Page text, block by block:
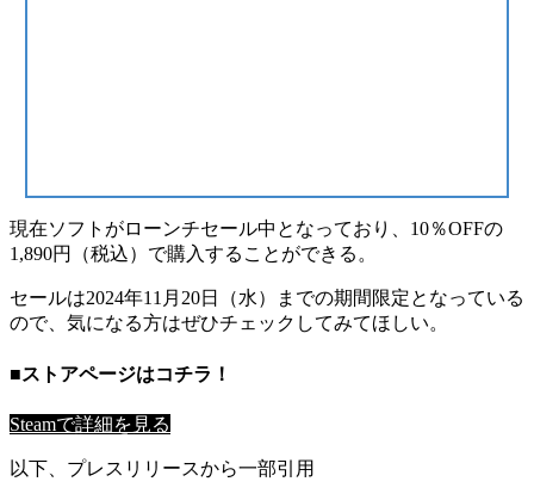
現在ソフトがローンチセール中となっており、 10％OFFの
1,890円（税込） で購入することができる。
セールは2024年11月20日（水）
までの期間限定となっている
ので、気になる方はぜひチェックしてみてほしい。
■ストアページはコチラ！
Steamで詳細を見る
以下、プレスリリースから一部引用